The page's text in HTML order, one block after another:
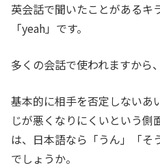
英会話で聞いたことがあるキ
「yeah」です。
多くの会話で使われますから
基本的に相手を否定しないあ
じが悪くなりにくいという側
は、日本語なら「うん」「そ
でしょうか。